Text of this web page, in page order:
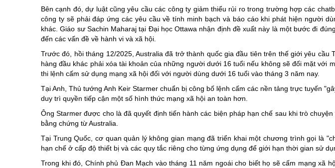
Bên cạnh đó, dự luật cũng yêu cầu các công ty giảm thiểu rủi ro trong trường hợp các
công ty sẽ phải đáp ứng các yêu cầu về tính minh bạch và báo cáo khi phát hiện người
khác. Giáo sư Sachin Maharaj tại Đại học Ottawa nhận định đề xuất này là một bước đi
đến các vấn đề về hành vi và xã hội.
Trước đó, hồi tháng 12/2025, Australia đã trở thành quốc gia đầu tiên trên thế giới yêu cầu
hàng đầu khác phải xóa tài khoản của những người dưới 16 tuổi nếu không sẽ đối mặt với
thi lệnh cấm sử dụng mạng xã hội đối với người dùng dưới 16 tuổi vào tháng 3 năm nay.
Tại Anh, Thủ tướng Anh Keir Starmer chuẩn bị công bố lệnh cấm các nền tảng trực tuyến
duy trì quyền tiếp cận một số hình thức mạng xã hội an toàn hơn.
Ông Starmer được cho là đã quyết định tiến hành các biện pháp hạn chế sau khi trò
bằng chứng từ Australia.
Tại Trung Quốc, cơ quan quản lý không gian mạng đã triển khai một chương trình gọi là
hạn chế ở cấp độ thiết bị và các quy tắc riêng cho từng ứng dụng để giới hạn thời gian sử
Trong khi đó, Chính phủ Đan Mạch vào tháng 11 năm ngoái cho biết họ sẽ cấm mạng xã